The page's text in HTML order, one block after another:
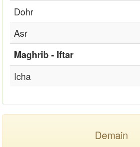
Dohr
Asr
Maghrib - Iftar
Icha
Demain